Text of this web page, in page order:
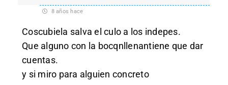
8 años hace
Coscubiela salva el culo a los indepes.
Que alguno con la bocqnllenantiene que dar
cuentas.
y si miro para alguien concreto